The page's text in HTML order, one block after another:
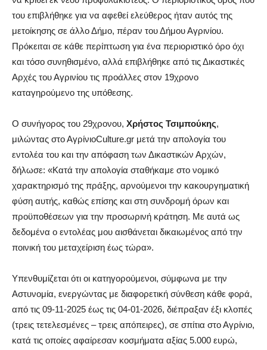
του επιβλήθηκε για να αφεθεί ελεύθερος ήταν αυτός της
μετοίκησης σε άλλο Δήμο, πέραν του Δήμου Αγρινίου.
Πρόκειται σε κάθε περίπτωση για ένα περιοριστικό όρο όχι
και τόσο συνηθισμένο, αλλά επιβλήθηκε από τις Δικαστικές
Αρχές του Αγρινίου τις προάλλες στον 19χρονο
καταγηρούμενο της υπόθεσης.
Ο συνήγορος του 29χρονου, Χρήστος Τσιμπούκης,
μιλώντας στο ΑγρίνιοCulture.gr μετά την απολογία του
εντολέα του και την απόφαση των Δικαστικών Αρχών,
δήλωσε: «Κατά την απολογία σταθήκαμε στο νομικό
χαρακτηρισμό της πράξης, αρνούμενοι την κακουργηματική
φύση αυτής, καθώς επίσης και στη συνδρομή όρων και
προϋποθέσεων για την προσωρινή κράτηση. Με αυτά ως
δεδομένα ο εντολέας μου αισθάνεται δικαιωμένος από την
ποινική του μεταχείριση έως τώρα».
Υπενθυμίζεται ότι οι κατηγορούμενοι, σύμφωνα με την
Αστυνομία, ενεργώντας με διαφορετική σύνθεση κάθε φορά,
από τις 09-11-2025 έως τις 04-01-2026, διέπραξαν έξι κλοπές
(τρεις τετελεσμένες – τρεις απόπειρες), σε σπίτια στο Αγρίνιο,
κατά τις οποίες αφαίρεσαν κοσμήματα αξίας 5.000 ευρώ,